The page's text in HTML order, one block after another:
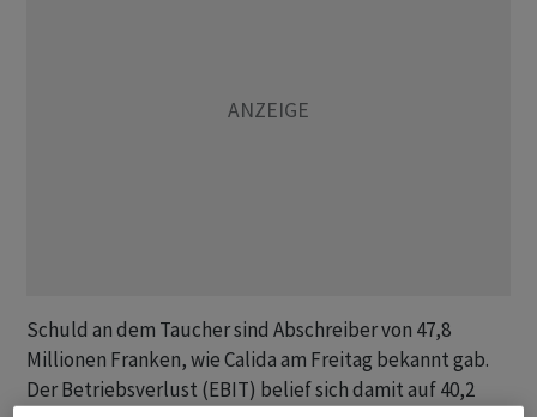
Schuld an dem Taucher sind Abschreiber von 47,8
Millionen Franken, wie Calida am Freitag bekannt gab.
Der Betriebsverlust (EBIT) belief sich damit auf 40,2